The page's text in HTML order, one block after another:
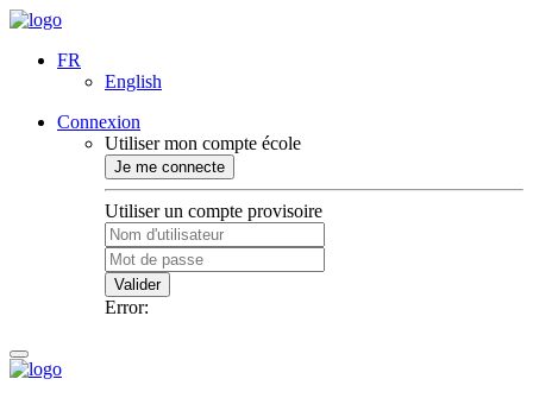
FR
English
Connexion
Utiliser mon compte école
Je me connecte
Utiliser un compte provisoire
Valider
Error: